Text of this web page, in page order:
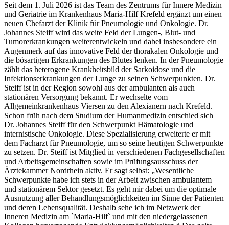
Seit dem 1. Juli 2026 ist das Team des Zentrums für Innere Medizin
und Geriatrie im Krankenhaus Maria-Hilf Krefeld ergänzt um einen
neuen Chefarzt der Klinik für Pneumologie und Onkologie. Dr.
Johannes Steiff wird das weite Feld der Lungen-, Blut- und
Tumorerkrankungen weiterentwickeln und dabei insbesondere ein
Augenmerk auf das innovative Feld der thorakalen Onkologie und
die bösartigen Erkrankungen des Blutes lenken. In der Pneumologie
zählt das heterogene Krankheitsbild der Sarkoidose und die
Infektionserkrankungen der Lunge zu seinen Schwerpunkten. Dr.
Steiff ist in der Region sowohl aus der ambulanten als auch
stationären Versorgung bekannt. Er wechselte vom
Allgemeinkrankenhaus Viersen zu den Alexianern nach Krefeld.
Schon früh nach dem Studium der Humanmedizin entschied sich
Dr. Johannes Steiff für den Schwerpunkt Hämatologie und
internistische Onkologie. Diese Spezialisierung erweiterte er mit
dem Facharzt für Pneumologie, um so seine heutigen Schwerpunkte
zu setzen. Dr. Steiff ist Mitglied in verschiedenen Fachgesellschaften
und Arbeitsgemeinschaften sowie im Prüfungsausschuss der
Ärztekammer Nordrhein aktiv. Er sagt selbst: „Wesentliche
Schwerpunkte habe ich stets in der Arbeit zwischen ambulantem
und stationärem Sektor gesetzt. Es geht mir dabei um die optimale
Ausnutzung aller Behandlungsmöglichkeiten im Sinne der Patienten
und deren Lebensqualität. Deshalb sehe ich im Netzwerk der
Inneren Medizin am `Maria-Hilf` und mit den niedergelassenen